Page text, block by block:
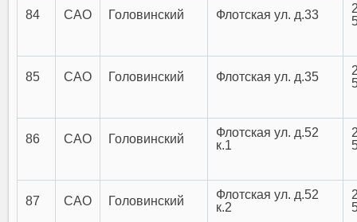
84 САО Головинский Флотская ул. д.33
85 САО Головинский Флотская ул. д.35
86 САО Головинский
Флотская ул. д.52
к.1
87 САО Головинский
Флотская ул. д.52
к.2